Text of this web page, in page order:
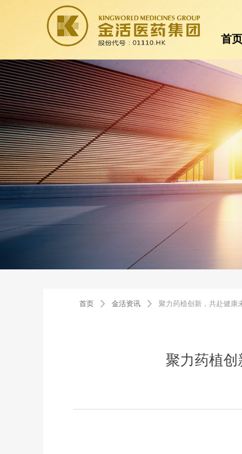
首页
首页
聚力药植
首页 ꄲ 金活资讯 ꄲ 聚力药植创新，共赴健康